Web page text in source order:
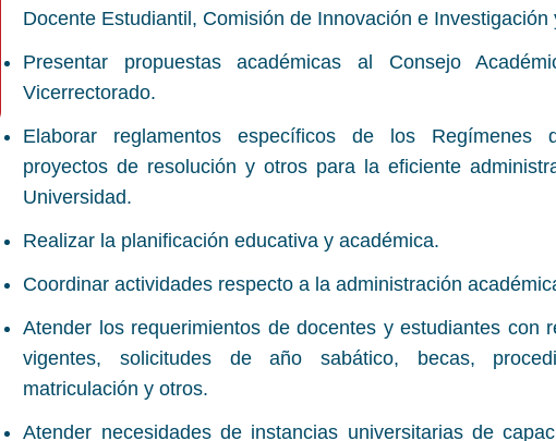
Docente Estudiantil, Comisión de Innovación e
Presentar propuestas académicas al Consejo
Vicerrectorado.
Elaborar reglamentos específicos de los Regímenes
proyectos de resolución y otros para la eficiente
Universidad.
Realizar la planificación educativa y académica.
Coordinar actividades respecto a la administración
Atender los requerimientos de docentes y estudiantes con
vigentes, solicitudes de año sabático, becas,
matriculación y otros.
Atender necesidades de instancias universitarias de